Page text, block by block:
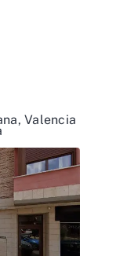
Valencia